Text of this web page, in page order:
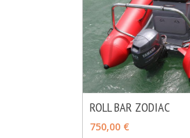
ROLL BAR ZODIAC
750,00 €